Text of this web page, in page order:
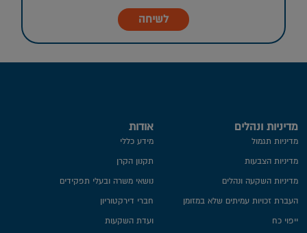
לשיחה
אודות
מידע כללי
תקנון הקרן
נושאי משרה ובעלי תפקידים
חברי דירקטוריון
ועדת השקעות
מדיניות ונהלים
מדיניות תגמול
מדיניות הצבעות
מדיניות השקעה ונהלים
העברת זכויות עמיתים שלא במזומן
ייפוי כח